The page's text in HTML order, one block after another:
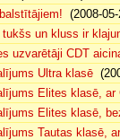
(2008-
tukšs un kluss ir
uzvarētāji CDT
Ultra klasē
Elites klasē, ar
Elites klasē,
Tautas klasē,